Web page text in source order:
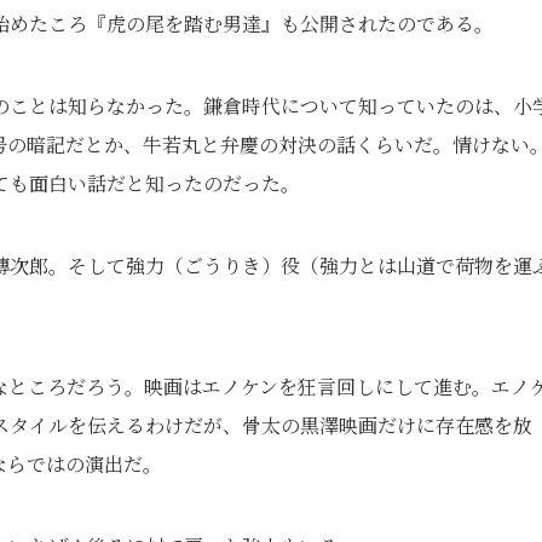
たころ『虎の尾を踏む男達』も公開されたのである。
とは知らなかった。鎌倉時代について知っていたのは、小
暗記だとか、牛若丸と弁慶の対決の話くらいだ。情けない
面白い話だと知ったのだった。
郎。そして強力（ごうりき）役（強力とは山道で荷物を運
ころだろう。映画はエノケンを狂言回しにして進む。エノ
イルを伝えるわけだが、骨太の黒澤映画だけに存在感を放
ではの演出だ。